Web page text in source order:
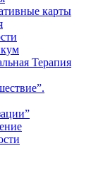
карты
Терапия